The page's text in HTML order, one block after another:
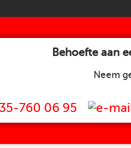
Behoefte aan
Neem
760 06 95